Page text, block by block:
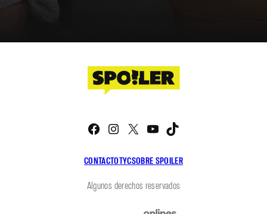
CONTACTOTYCSOBRE SPOILER
Facebook
Instagram
X YouTube
Algunos derechos reservados